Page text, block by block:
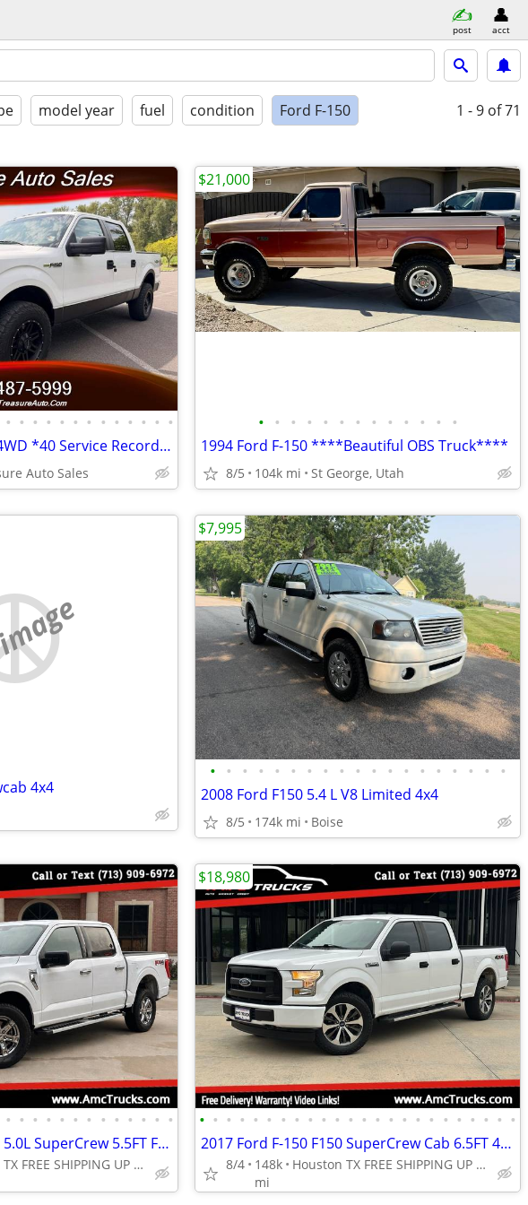
post acct
model year fuel condition Ford F-150 1 - 9 of 71
• • • • • • • • • • • • •
2010 Ford F-150 4x4 4WD *40 Service Records*2 Owners*5.4 L*
Auto Sales
• • • • • • • • • • • • •
1994 Ford F-150 ****Beautiful OBS Truck****
8/5 104k mi St George, Utah
$21,000
4x4
• • • • • • • • • • • • • • • • • • •
2008 Ford F150 5.4 L V8 Limited 4x4
8/5 174k mi Boise
$7,995
• • • • • • • • • • • • •
2022 Ford F-150 F150 5.0L SuperCrew 5.5FT FX4 1-Owner CarFax NO Rust
Houston TX FREE SHIPPING UP TO 1,000 MI (.90C/MI Add
• • • • • • • • • • • • • • • • • • • • • • • •
2017 Ford F-150 F150 SuperCrew Cab 6.5FT 4WD 4x4 1-Owner 5.0L NO RUST
8/4
148k
mi
Houston TX FREE SHIPPING UP TO 1,000 MI (.90C/MI Add
$18,980